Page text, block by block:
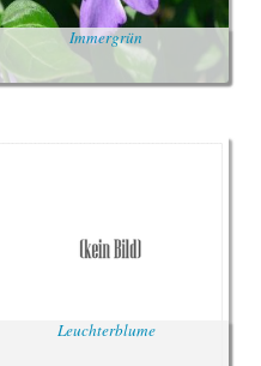
Immergrün
Leuchterblume